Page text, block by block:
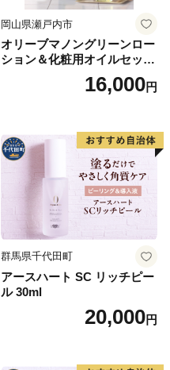
岡山県瀬戸内市
オリーブマノングリーンロー
ション＆化粧用オイルセット
美容グッズ スキンケア 化粧
16,000円
群馬県千代田町
アースハート SC リッチピー
ル 30ml
20,000円